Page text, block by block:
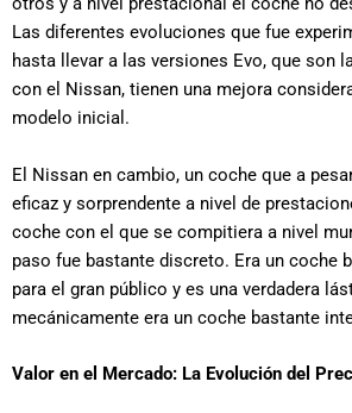
Las diferentes evoluciones que fue
hasta llevar a las versiones Evo, que son
con el Nissan, tienen una mejora
modelo inicial.
El Nissan en cambio, un coche que a
eficaz y sorprendente a nivel de
coche con el que se compitiera a nivel
paso fue bastante discreto. Era un coche
para el gran público y es una verdadera
mecánicamente era un coche bastante
Valor en el Mercado: La Evolución del